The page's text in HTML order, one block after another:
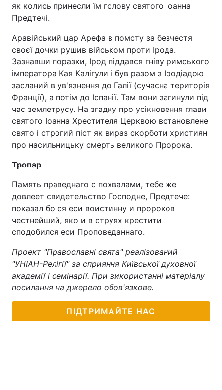
як колись принесли їм голову святого Іоанна
Предтечі.
Аравійський цар Арефа в помсту за безчестя
своєї дочки рушив військом проти Ірода.
Зазнавши поразки, Ірод піддався гніву римського
імператора Кая Калігули і був разом з Іродіадою
засланий в ув'язнення до Галії (сучасна територія
Франції), а потім до Іспанії. Там вони загинули під
час землетрусу. На згадку про усікновення глави
святого Іоанна Хрестителя Церквою встановлене
свято і строгий піст як вираз скорботи християн
про насильницьку смерть великого Пророка.
Тропар
Память праведнаго с похвалами, тебе же
довлеет свидетельство Господне, Предтече:
показал бо ся еси воистинну и пророков
честнейший, яко и в струях крестити
сподобился еси Проповеданнаго.
Проект "Православні свята" реалізований
"УНІАН-Релігії" за сприяння Київської духовної
академії і семінарії. При використанні матеріалу
посилання на джерело обов'язкове.
ПІДТРИМАЙТЕ НАС